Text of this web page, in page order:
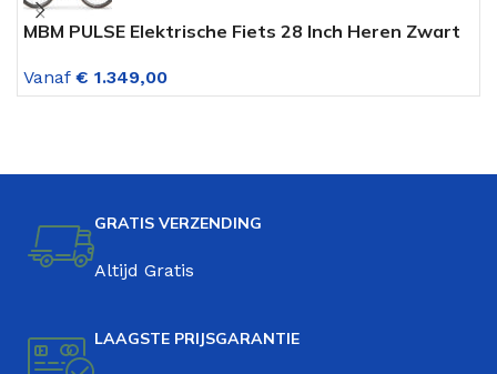
MBM PULSE Elektrische Fiets 28 Inch Heren Zwart
Vanaf € 1.349,00
GRATIS VERZENDING
Altijd Gratis
LAAGSTE PRIJSGARANTIE